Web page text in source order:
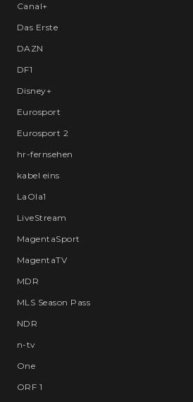
Canal+
Das Erste
DAZN
DF1
Disney+
Eurosport
Eurosport 2
hr-fernsehen
kabel eins
LaOla1
LiveStream
MagentaSport
MagentaTV
MDR
MLS Season Pass
NDR
n-tv
One
ORF 1